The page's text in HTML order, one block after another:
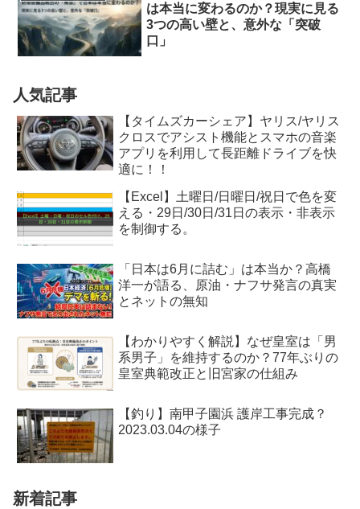
は本当に変わるのか？現実に見る
3つの高い壁と、意外な「突破
口」
人気記事
【タイムズカーシェア】ヤリス/ヤリス
クロスでアシスト機能とスマホの音楽
アプリを利用して長距離ドライブを快
適に！！
【Excel】土曜日/日曜日/祝日で色を変
える・29日/30日/31日の表示・非表示
を制御する。
「日本は6月に詰む」は本当か？高橋
洋一が語る、原油・ナフサ発言の真実
とネットの無知
【わかりやすく解説】なぜ皇室は「男
系男子」を維持するのか？77年ぶりの
皇室典範改正と旧宮家の仕組み
【釣り】南甲子園浜 護岸工事完成？
2023.03.04の様子
新着記事